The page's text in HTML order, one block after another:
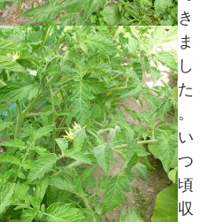
き
ま
し
た
。
い
つ
頃
収